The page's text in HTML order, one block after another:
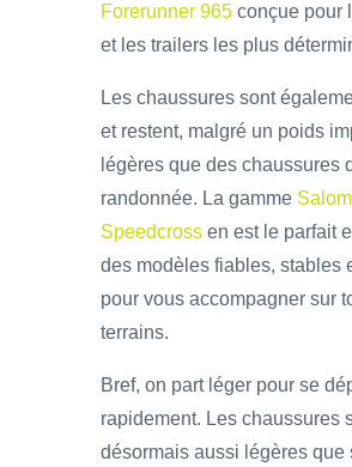
Forerunner 965 conçue pour
et les trailers les plus
Les chaussures sont
et restent, malgré un poids
légères que des chaussures
randonnée. La gamme
Speedcross en est le parfait
des modèles fiables, stables
pour vous accompagner sur
terrains.
Bref, on part léger pour se
rapidement. Les chaussures
désormais aussi légères que